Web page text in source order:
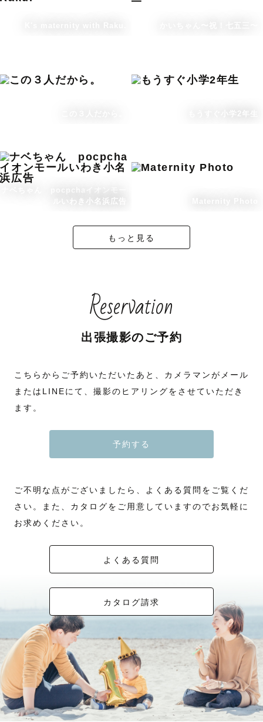
ルいわき小名浜広告
もっと見る
Reservation
出張撮影のご予約
こちらからご予約いただいたあと、カメラマンがメール
またはLINEにて、撮影のヒアリングをさせていただき
ます。
予約する
ご不明な点がございましたら、よくある質問をご覧くだ
さい。また、カタログをご用意していますのでお気軽に
お求めください。
よくある質問
カタログ請求